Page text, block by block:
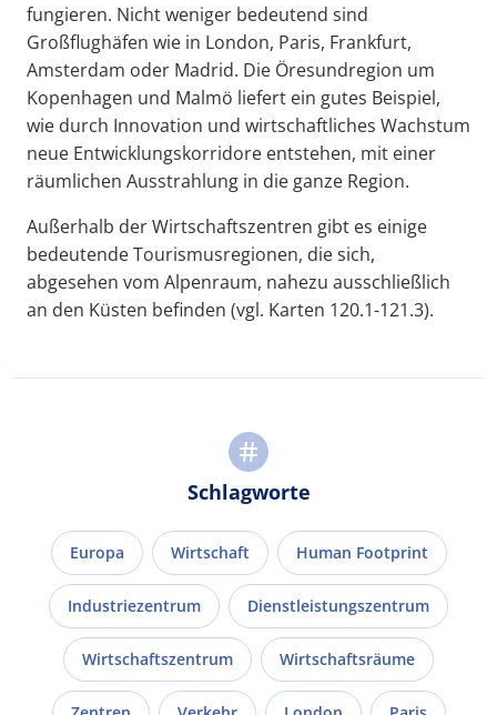
fungieren. Nicht weniger bedeutend sind
Großflughäfen wie in London, Paris, Frankfurt,
Amsterdam oder Madrid. Die Öresundregion um
Kopenhagen und Malmö liefert ein gutes Beispiel,
wie durch Innovation und wirtschaftliches Wachstum
neue Entwicklungskorridore entstehen, mit einer
räumlichen Ausstrahlung in die ganze Region.
Außerhalb der Wirtschaftszentren gibt es einige
bedeutende Tourismusregionen, die sich,
abgesehen vom Alpenraum, nahezu ausschließlich
an den Küsten befinden (vgl. Karten 120.1-121.3).
Schlagworte
Europa Wirtschaft Human Footprint
Industriezentrum Dienstleistungszentrum
Wirtschaftszentrum Wirtschaftsräume